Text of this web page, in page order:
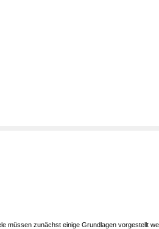
müssen zunächst einige Grundlagen vorgestellt